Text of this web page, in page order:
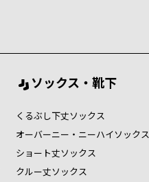
ソックス・靴下
くるぶし下丈ソックス
オーバーニー・ニーハイソックス
ショート丈ソックス
クルー丈ソックス